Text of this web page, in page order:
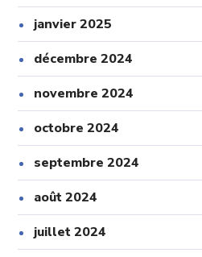
janvier 2025
décembre 2024
novembre 2024
octobre 2024
septembre 2024
août 2024
juillet 2024